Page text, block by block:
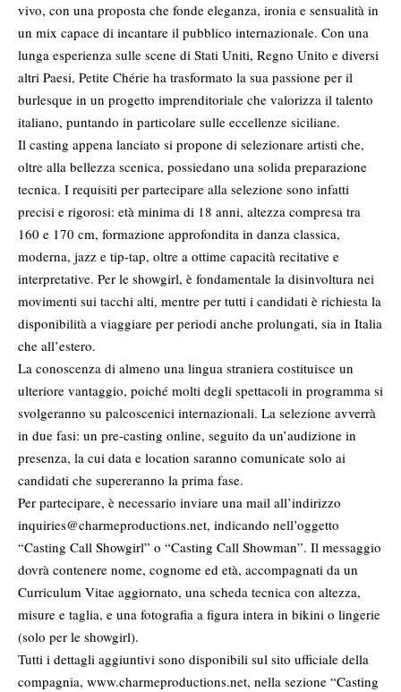
vivo, con una proposta che fonde eleganza, ironia e sensualità in
un mix capace di incantare il pubblico internazionale. Con una
lunga esperienza sulle scene di Stati Uniti, Regno Unito e diversi
altri Paesi, Petite Chérie ha trasformato la sua passione per il
burlesque in un progetto imprenditoriale che valorizza il talento
italiano, puntando in particolare sulle eccellenze siciliane.
Il casting appena lanciato si propone di selezionare artisti che,
oltre alla bellezza scenica, possiedano una solida preparazione
tecnica. I requisiti per partecipare alla selezione sono infatti
precisi e rigorosi: età minima di 18 anni, altezza compresa tra
160 e 170 cm, formazione approfondita in danza classica,
moderna, jazz e tip-tap, oltre a ottime capacità recitative e
interpretative. Per le showgirl, è fondamentale la disinvoltura nei
movimenti sui tacchi alti, mentre per tutti i candidati è richiesta la
disponibilità a viaggiare per periodi anche prolungati, sia in Italia
che all’estero.
La conoscenza di almeno una lingua straniera costituisce un
ulteriore vantaggio, poiché molti degli spettacoli in programma si
svolgeranno su palcoscenici internazionali. La selezione avverrà
in due fasi: un pre-casting online, seguito da un’audizione in
presenza, la cui data e location saranno comunicate solo ai
candidati che supereranno la prima fase.
Per partecipare, è necessario inviare una mail all’indirizzo
inquiries@charmeproductions.net, indicando nell’oggetto
“Casting Call Showgirl” o “Casting Call Showman”. Il messaggio
dovrà contenere nome, cognome ed età, accompagnati da un
Curriculum Vitae aggiornato, una scheda tecnica con altezza,
misure e taglia, e una fotografia a figura intera in bikini o lingerie
(solo per le showgirl).
Tutti i dettagli aggiuntivi sono disponibili sul sito ufficiale della
compagnia, www.charmeproductions.net, nella sezione “Casting